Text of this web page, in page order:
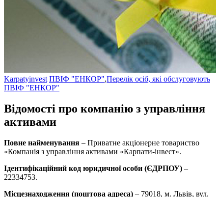
Karpatyinvest ПВІФ "ЕНКОР",Перелік осіб, які обслуговують
ПВІФ "ЕНКОР"
Відомості про компанію з управління
активами
Повне найменування – Приватне акціонерне товариство
«Компанія з управління активами «Карпати-інвест».
Ідентифікаційний код юридичної особи (ЄДРПОУ) –
22334753.
Місцезнаходження (поштова адреса) – 79018, м. Львів, вул.